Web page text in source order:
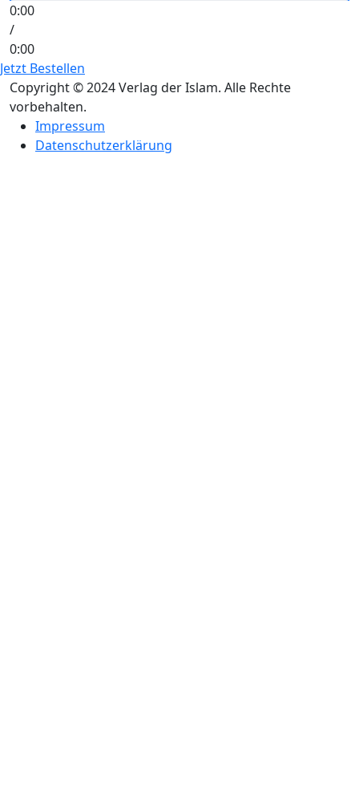
0:00
/
0:00
Jetzt Bestellen
Copyright © 2024 Verlag der Islam. Alle Rechte
vorbehalten.
Impressum
Datenschutzerklärung